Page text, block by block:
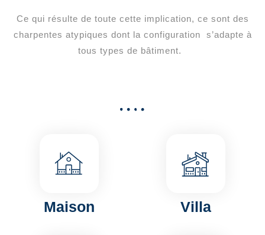
Ce qui résulte de toute cette implication, ce sont des
charpentes atypiques dont la configuration s’adapte à
tous types de bâtiment.
Maison Villa